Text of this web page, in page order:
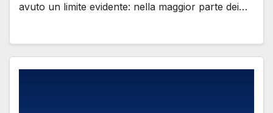
avuto un limite evidente: nella maggior parte dei…